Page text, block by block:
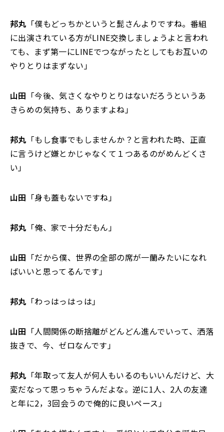
邦丸 「僕もどっちかというと髭さんよりですね。番組
に出演されている方がLINE交換しましょうよと言われ
ても、まず第一にLINEでつながったとしてもお互いの
やりとりはまずない」
山田 「今後、気さくなやりとりはないだろうというあ
きらめの気持ち、ありますよね」
邦丸 「もし食事でもしませんか？と言われた時、正直
に言うけど嫌とかじゃなくて１つあるのがめんどくさ
い」
山田 「身も蓋もないですね」
邦丸 「俺、家で十分だもん」
山田 「だから僕、世界の全部の席が一蘭みたいになれ
ばいいと思ってるんです」
邦丸 「わっはっはっは」
山田 「人間関係の断捨離がどんどん進んでいって、洒落
抜きで、今、ゼロなんです」
邦丸 「年取って友人が何人もいるのもいいんだけど、大
変だなって思っちゃうんだよな。逆に1人、2人の友達
と年に2，3回会うので俺的に良いペース」